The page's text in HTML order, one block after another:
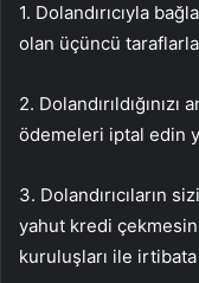
1. Dolandırıcıyla
olan üçüncü
2.
ödemeleri iptal edin
3. Dolandırıcıların
yahut kredi
kuruluşları ile